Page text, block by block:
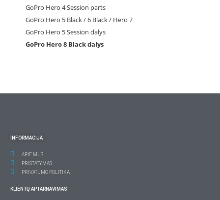
GoPro Hero 4 Session parts
GoPro Hero 5 Black / 6 Black / Hero 7
GoPro Hero 5 Session dalys
GoPro Hero 8 Black dalys
INFORMACIJA
APIE MUS
PRISTATYMAS
PRIVATUMO POLITIKA
KLIENTŲ APTARNAVIMAS